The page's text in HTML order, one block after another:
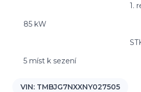
1.
85 kW
5 míst k sezení
VIN: TMBJG7NXXNY027505